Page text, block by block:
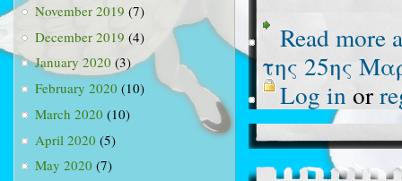
November 2019 (7)
December 2019 (4)
January 2020 (3)
February 2020 (10)
March 2020 (10)
April 2020 (5)
May 2020 (7)
Read more
της 25ης
Log in or